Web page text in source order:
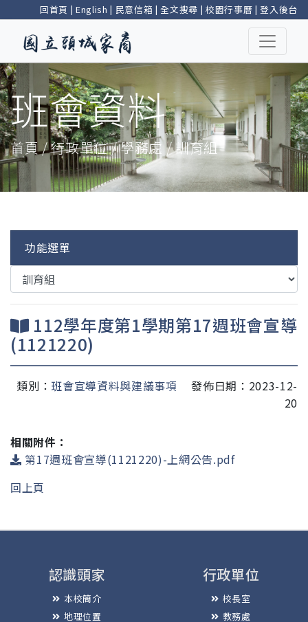
回首頁 | English | 民意信箱 |全文搜尋 | 校園行事曆 |登入後台
班會資料
首頁 / 行政單位 / 學務處 / 訓育組
功能選單
112學年度第1學期第17週班會宣導
(1121220)
類別： 班會宣導資料與建議事項
發佈日期：2023-12-
20
相關附件：
第17週班會宣導(1121220)-上網公告.pdf
回上頁
認識頭家
本校簡介
地理位置
行政單位
校長室
教務處